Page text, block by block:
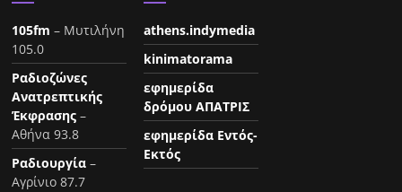
105fm – Μυτιλήνη
105.0
Ραδιοζώνες
Ανατρεπτικής
Έκφρασης –
Αθήνα 93.8
Ραδιουργία –
Αγρίνιο 87.7
athens.indymedia
kinimatorama
εφημερίδα
δρόμου ΑΠΑΤΡΙΣ
εφημερίδα Εντός-
Εκτός